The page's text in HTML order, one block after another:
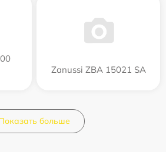
Zanussi ZBA 15021 SA
больше